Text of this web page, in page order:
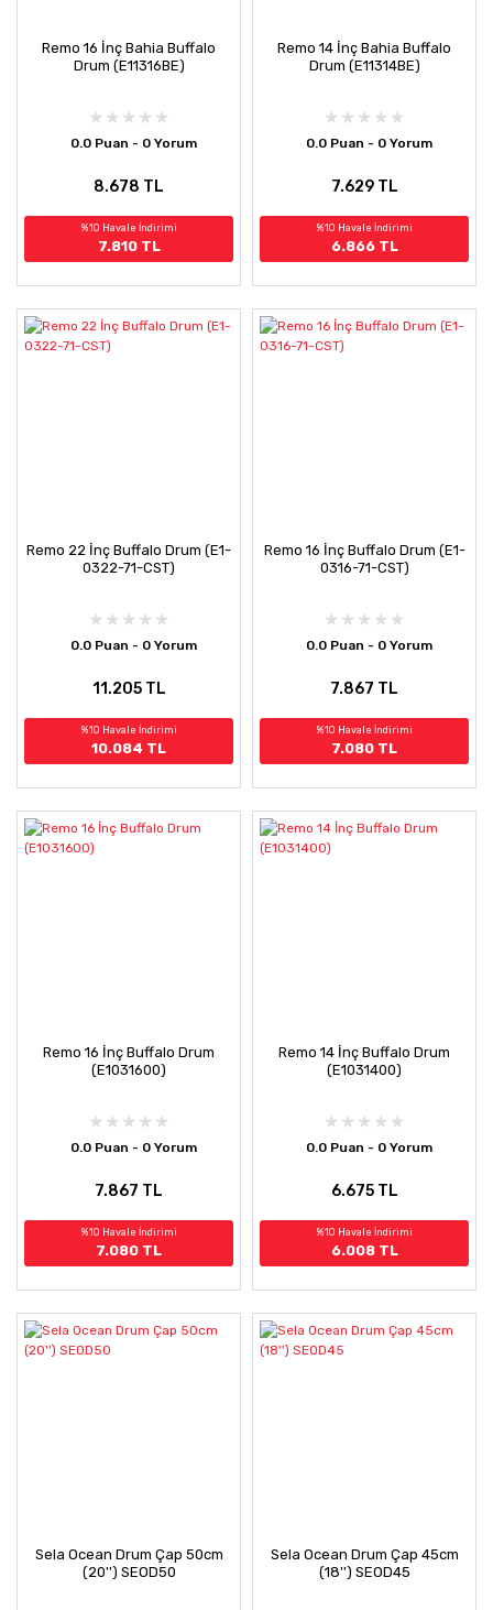
Remo 16 İnç Bahia Buffalo
Drum (E11316BE)
0.0 Puan - 0 Yorum
8.678 TL
%10 Havale İndirimi
7.810 TL
Remo 14 İnç Bahia Buffalo
Drum (E11314BE)
0.0 Puan - 0 Yorum
7.629 TL
%10 Havale İndirimi
6.866 TL
Remo 22 İnç Buffalo Drum (E1-
0322-71-CST)
0.0 Puan - 0 Yorum
11.205 TL
%10 Havale İndirimi
10.084 TL
Remo 16 İnç Buffalo Drum (E1-
0316-71-CST)
0.0 Puan - 0 Yorum
7.867 TL
%10 Havale İndirimi
7.080 TL
Remo 16 İnç Buffalo Drum
(E1031600)
0.0 Puan - 0 Yorum
7.867 TL
%10 Havale İndirimi
7.080 TL
Remo 14 İnç Buffalo Drum
(E1031400)
0.0 Puan - 0 Yorum
6.675 TL
%10 Havale İndirimi
6.008 TL
Sela Ocean Drum Çap 50cm
(20'') SEOD50
Sela Ocean Drum Çap 45cm
(18'') SEOD45